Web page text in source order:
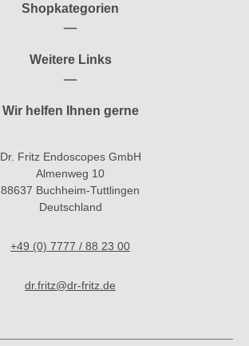
Shopkategorien
Weitere Links
Wir helfen Ihnen gerne
Dr. Fritz Endoscopes GmbH
Almenweg 10
88637 Buchheim-Tuttlingen
Deutschland
+49 (0) 7777 / 88 23 00
dr.fritz@dr-fritz.de